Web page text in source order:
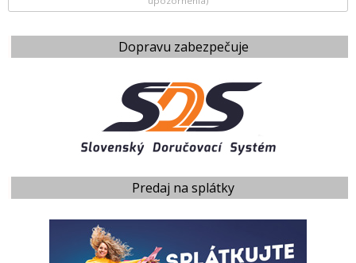
Dopravu zabezpečuje
Predaj na splátky